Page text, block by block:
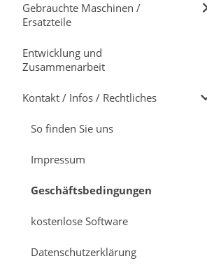
Gebrauchte Maschinen /
Ersatzteile
Entwicklung und
Zusammenarbeit
Kontakt / Infos / Rechtliches
So finden Sie uns
Impressum
Geschäftsbedingungen
kostenlose Software
Datenschutzerklärung